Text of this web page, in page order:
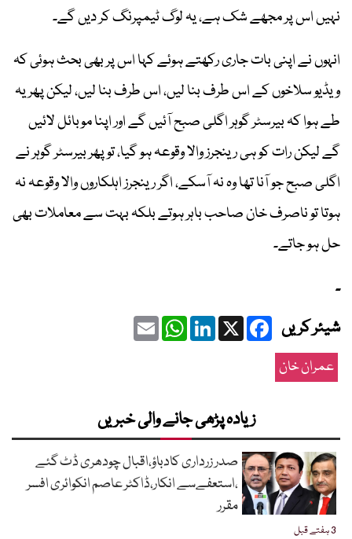
نہیں اس پر مجھے شک ہے، یہ لوگ ٹیمپرنگ کر دیں گے۔
انہوں نے اپنی بات جاری رکھتے ہوئے کہا اس پر بھی بحث ہوئی کہ
ویڈیو سلاخوں کے اس طرف بنا لیں، اس طرف بنا لیں، لیکن پھر یہ
طے ہوا کہ بیرسٹر گوہر اگلی صبح آئیں گے اور اپنا موبائل لائیں
گے لیکن رات کو ہی رینجرز والا وقوعہ ہو گیا، تو پھر بیرسٹر گوہر نے
اگلی صبح جو آنا تھا وہ نہ آسکے، اگر رینجرز اہلکاروں والا وقوعہ نہ
ہوتا تو ناصرف خان صاحب باہر ہوتے بلکہ بہت سے معاملات بھی
حل ہو جاتے۔
۔
شیئر کریں Facebook
X
LinkedIn
WhatsApp
Email
عمران خان
زیادہ پڑھی جانے والی خبریں
3 ہفتے قبل
صدر زرداری کادباؤ،اقبال چودھری ڈٹ گئے
،استعفےسے انکار،ڈاکٹر عاصم انکوائری افسر
مقرر